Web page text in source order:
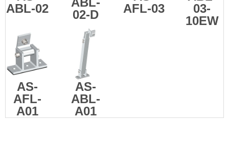
ABL-02
02-D
AFL-03
03-
10EW
AS-
AFL-
A01
AS-
ABL-
A01